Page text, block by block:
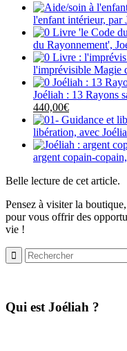
l'enfant intérieur, par
du Rayonnement',
l'imprévisible Magie
Joéliah : 13 Rayons
Le
prix
initial
était :
480,00€.
440,00€Le
prix
actuel
est :
440,00€.
libération, avec
argent copain-
Belle lecture de cet article.
Pensez à visiter la
pour vous offrir des
vie !
​Qui est Joéliah ?